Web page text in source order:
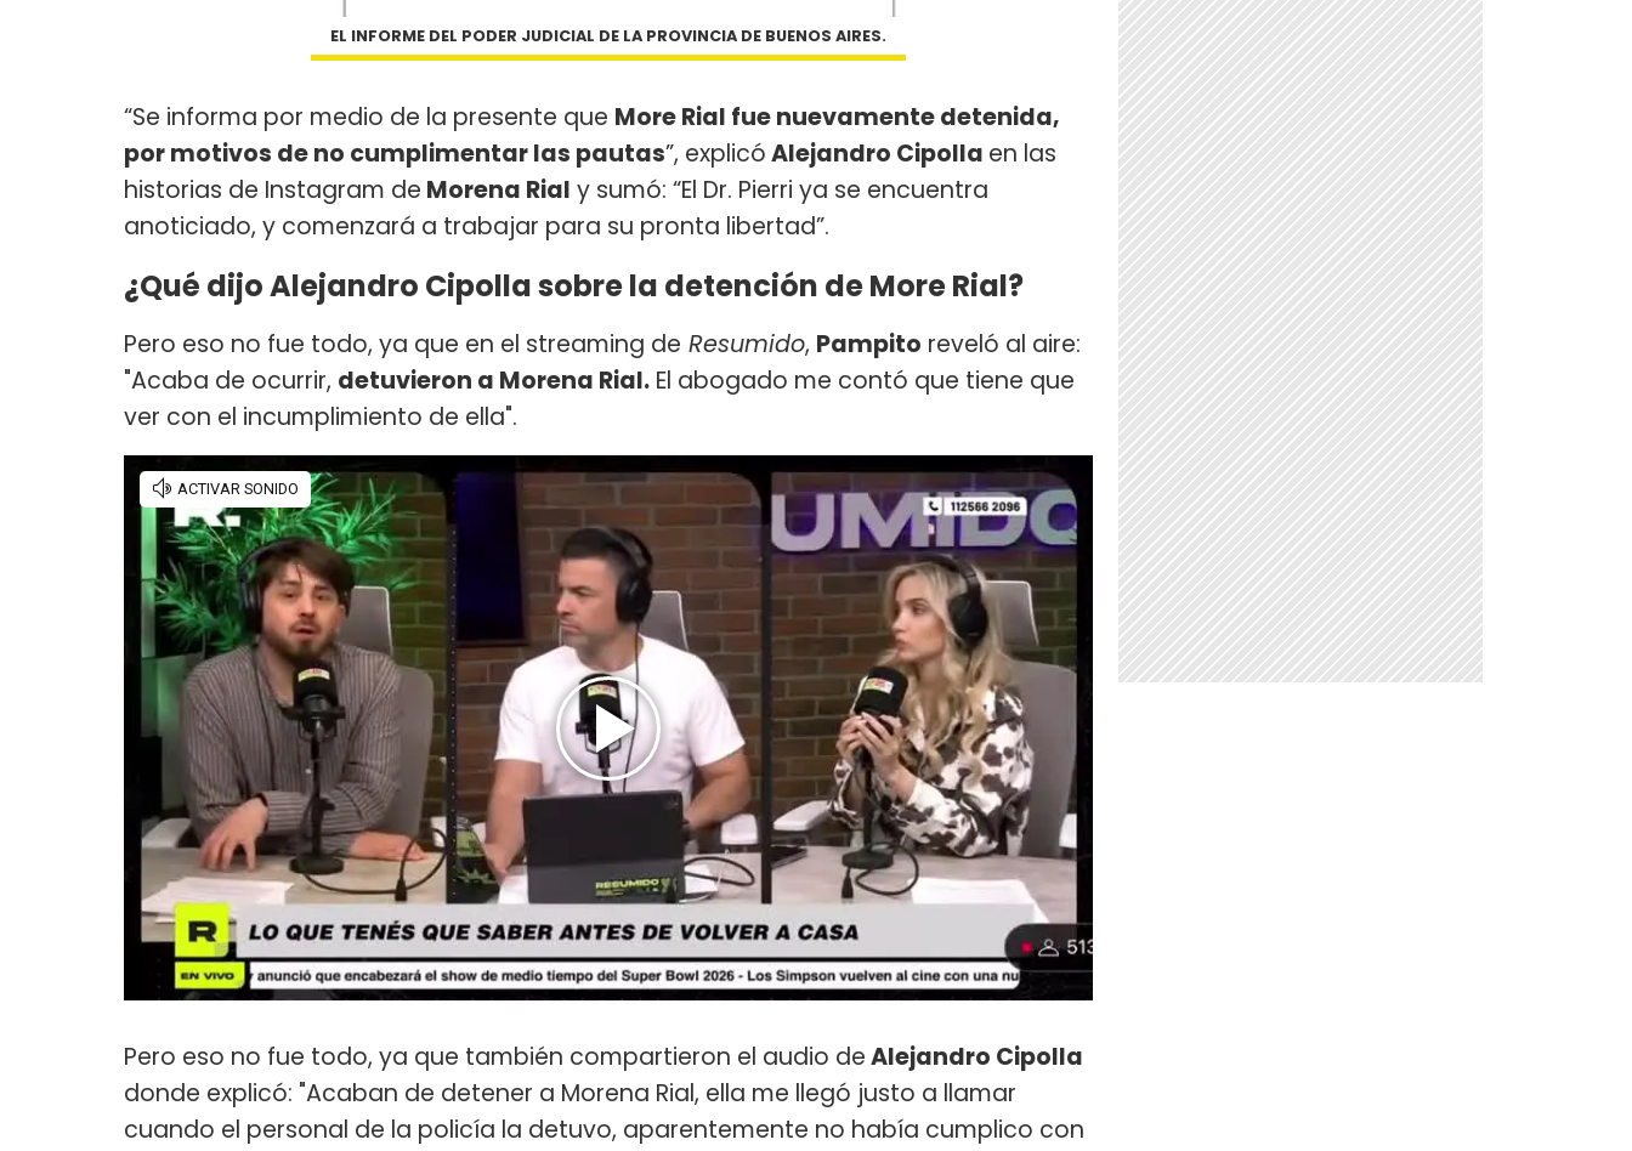
EL INFORME DEL PODER JUDICIAL DE LA PROVINCIA DE BUENOS AIRES.
“Se informa por medio de la presente que More Rial fue nuevamente detenida,
por motivos de no cumplimentar las pautas”, explicóAlejandro Cipolla en las
historias de Instagram de Morena Rial y sumó: “El Dr. Pierri ya se encuentra
anoticiado, y comenzará a trabajar para su pronta libertad”.
¿Qué dijo Alejandro Cipolla sobre la detención de More Rial?
Pero eso no fue todo, ya que en el streaming de Resumido, Pampito reveló al aire:
"Acaba de ocurrir, detuvieron a Morena Rial. El abogado me contó que tiene que
ver con el incumplimiento de ella".
Pero eso no fue todo, ya que también compartieron el audio deAlejandro Cipolla
donde explicó: "Acaban de detener a Morena Rial, ella me llegó justo a llamar
cuando el personal de la policía la detuvo, aparentemente no había cumplico con